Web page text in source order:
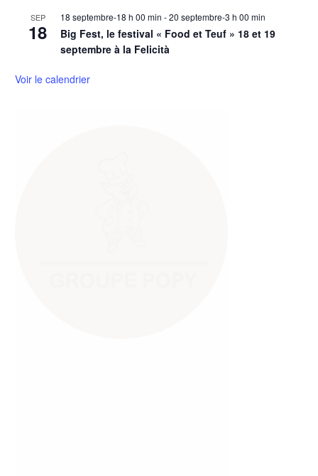
SEP
18
18 septembre-18 h 00 min -20 septembre-3 h 00 min
Big Fest, le festival « Food et Teuf » 18 et 19
septembre à la Felicità
Voir le calendrier